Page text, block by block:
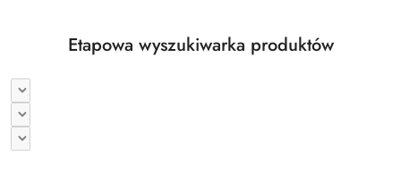
Etapowa wyszukiwarka produktów